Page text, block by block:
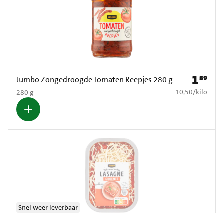
Jumbo Zongedroogde Tomaten Reepjes 280 g
280 g
Prijs: €
189
€ 10,50 per kilo
10,50/kilo
Snel weer leverbaar